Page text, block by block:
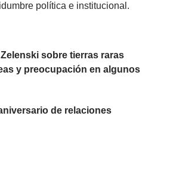
política e institucional.
sobre tierras raras
y preocupación en algunos
de relaciones